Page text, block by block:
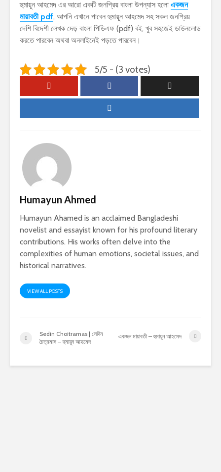
হুমায়ূন আহমেদ এর আরো একটি জনপ্রিয় বাংলা উপন্যাস হলো একজন
মায়াবতী pdf, আপনি এখানে পাবেন হুমায়ূন আহমেদ সহ সকল জনপ্রিয়
দেশি বিদেশী লেখক দেড় বাংলা পিডিএফ (pdf) বই, খুব সহজেই ডাউনলোড
করতে পারবেন অথবা অনলাইনেই পড়তে পারবেন।
5/5 - (3 votes)
Humayun Ahmed
Humayun Ahamed is an acclaimed Bangladeshi
novelist and essayist known for his profound literary
contributions. His works often delve into the
complexities of human emotions, societal issues, and
historical narratives.
VIEW ALL POSTS
Sedin Choitramas | সেদিন
চৈত্রমাস – হুমায়ূন আহমেদ
একজন মায়াবতী – হুমায়ূন আহমেদ